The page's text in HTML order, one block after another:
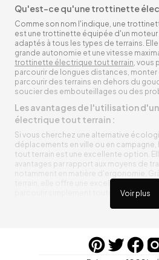
Voir plus
Qu'est-ce qu'une trottinette
Comme son nom l'indique, une
est une trottinette équipée d'un
adaptés à tous les types de terrains.
grande autonomie et une vitesse
trottinette électrique tout terrain, vous
parcourir de longues distances,
parcourir des terrains en dehors du
soucier des embouteillages ou des
Les avantages de l'utilisation
électrique tout terrain :
Si vous cherchez une alternative
déplacements en ville ou en
tout terrain est une excellente option.
avantages par rapport aux moyens de
notamment en matière d'ergonomie.
terrain, elle offre une excellente
parcourir simplement toutes sortes de
Trottinette électrique tout
entre vos trajets, vous n’aurez pas à
batterie. De plus, elle est équipée de